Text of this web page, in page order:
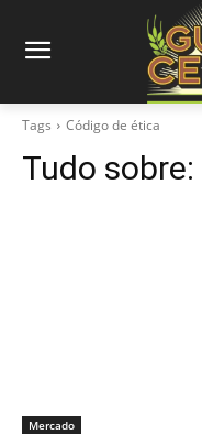
Tags Código de ética
Tudo sobre:
Mercado